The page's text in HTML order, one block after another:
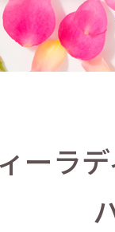
ーラ